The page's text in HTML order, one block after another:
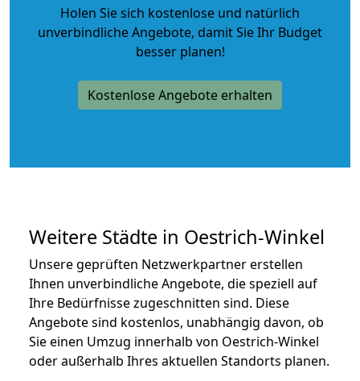
Holen Sie sich kostenlose und natürlich
unverbindliche Angebote, damit Sie Ihr Budget
besser planen!
Kostenlose Angebote erhalten
Weitere Städte in Oestrich-Winkel
Unsere geprüften Netzwerkpartner erstellen
Ihnen unverbindliche Angebote, die speziell auf
Ihre Bedürfnisse zugeschnitten sind. Diese
Angebote sind kostenlos, unabhängig davon, ob
Sie einen Umzug innerhalb von Oestrich-Winkel
oder außerhalb Ihres aktuellen Standorts planen.